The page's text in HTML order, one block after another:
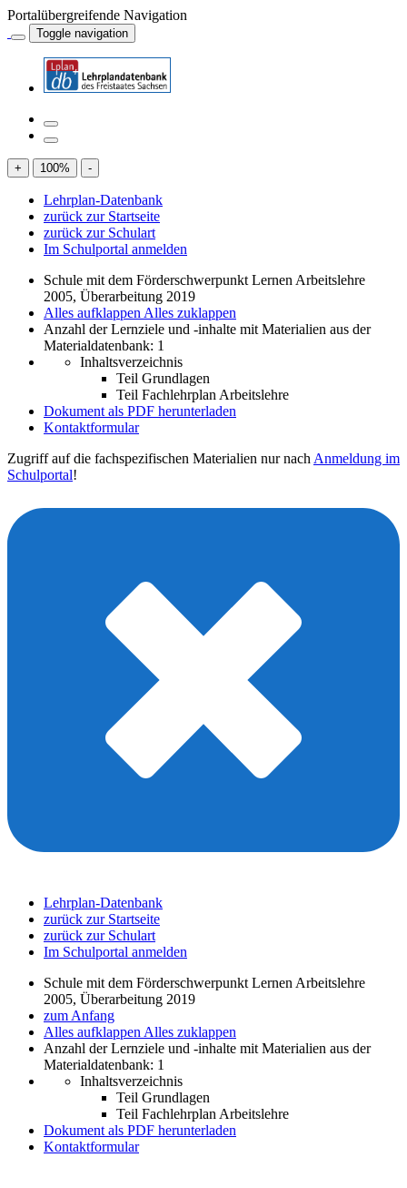
Portalübergreifende Navigation
Toggle navigation
+ 100% -
Lehrplan-Datenbank
zurück zur Startseite
zurück zur Schulart
Im Schulportal anmelden
Schule mit dem Förderschwerpunkt Lernen Arbeitslehre
2005, Überarbeitung 2019
Alles aufklappen Alles zuklappen
Anzahl der Lernziele und -inhalte mit Materialien aus der
Materialdatenbank: 1
Inhaltsverzeichnis
Teil Grundlagen
Teil Fachlehrplan Arbeitslehre
Dokument als PDF herunterladen
Kontaktformular
Zugriff auf die fachspezifischen Materialien nur nach Anmeldung im
Schulportal!
Lehrplan-Datenbank
zurück zur Startseite
zurück zur Schulart
Im Schulportal anmelden
Schule mit dem Förderschwerpunkt Lernen Arbeitslehre
2005, Überarbeitung 2019
zum Anfang
Alles aufklappen Alles zuklappen
Anzahl der Lernziele und -inhalte mit Materialien aus der
Materialdatenbank: 1
Inhaltsverzeichnis
Teil Grundlagen
Teil Fachlehrplan Arbeitslehre
Dokument als PDF herunterladen
Kontaktformular